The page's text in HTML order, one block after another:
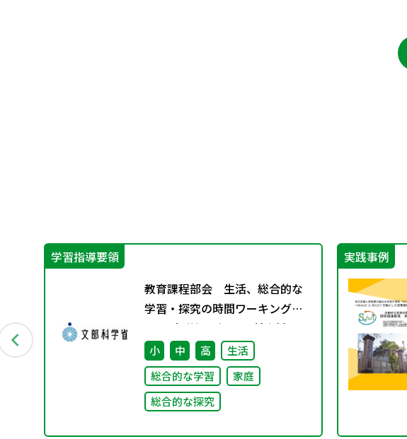
学習指導要領
教育課程部会 生活、総合的な
学習・探究の時間ワーキンググ
ループ（第4回） 配付資料
小 中 高
生活
総合的な学習
家庭
総合的な探究
実践事例